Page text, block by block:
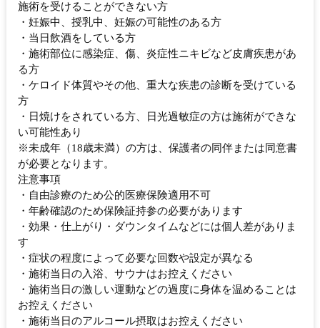
施術を受けることができない方
・妊娠中、授乳中、妊娠の可能性のある方
・当日飲酒をしている方
・施術部位に感染症、傷、炎症性ニキビなど皮膚疾患があ
る方
・ケロイド体質やその他、重大な疾患の診断を受けている
方
・日焼けをされている方、日光過敏症の方は施術ができな
い可能性あり
※未成年（18歳未満）の方は、保護者の同伴または同意書
が必要となります。
注意事項
・自由診療のため公的医療保険適用不可
・年齢確認のため保険証持参の必要があります
・効果・仕上がり・ダウンタイムなどには個人差がありま
す
・症状の程度によって必要な回数や設定が異なる
・施術当日の入浴、サウナはお控えください
・施術当日の激しい運動などの過度に身体を温めることは
お控えください
・施術当日のアルコール摂取はお控えください